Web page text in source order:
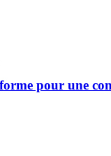
pour une